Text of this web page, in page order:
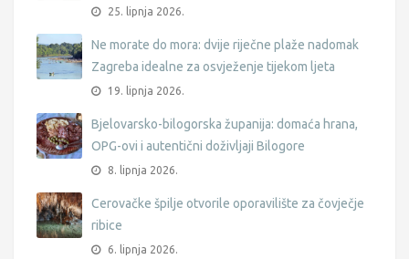
25. lipnja 2026.
Ne morate do mora: dvije riječne plaže nadomak
Zagreba idealne za osvježenje tijekom ljeta
19. lipnja 2026.
Bjelovarsko-bilogorska županija: domaća hrana,
OPG-ovi i autentični doživljaji Bilogore
8. lipnja 2026.
Cerovačke špilje otvorile oporavilište za čovječje
ribice
6. lipnja 2026.